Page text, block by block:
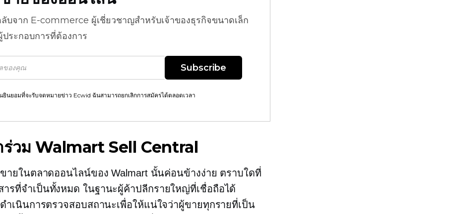
บจาก E-commerce ผู้เชี่ยวชาญสำหรับเจ้าของธุรกิจขนาดเล็ก
ประกอบการที่ต้องการ
Subscribe
ยินยอมที่จะรับจดหมายข่าว Ecwid ฉันสามารถยกเลิกการสมัครได้ตลอดเวลา
ร่วม Walmart Sell Central
ายในตลาดออนไลน์ของ Walmart นั้นค่อนข้างง่าย ตราบใดที่
รที่จำเป็นทั้งหมด ในฐานะผู้ค้าปลีกรายใหญ่ที่เชื่อถือได้
ำเนินการตรวจสอบสถานะเพื่อให้แน่ใจว่าผู้ขายทุกรายที่เป็น